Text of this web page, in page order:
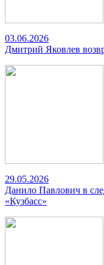
03.06.2026
Дмитрий Яковлев
29.05.2026
Данило Павлович в
«Кузбасс»